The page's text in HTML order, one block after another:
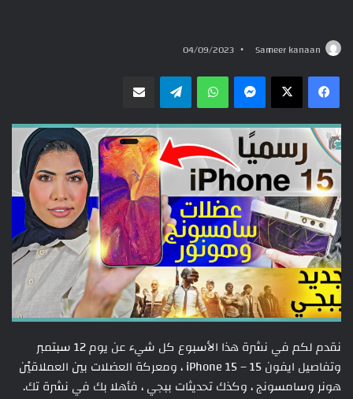
Sameer kanaan
04/09/2023
ماسنجر واتسابتيلقرام
نقدم لكم في نشرة هذا الأسبوع كل شيء عن يوم 12 سبتمبر
وتفاصيل ايفون 15 – iPhone 15 ، ومعركة العضلات بين العملاقيْن
هونر وسامسونج ، وكذك تحديثات ببجي ، فأهلا بك في نشرة تك.